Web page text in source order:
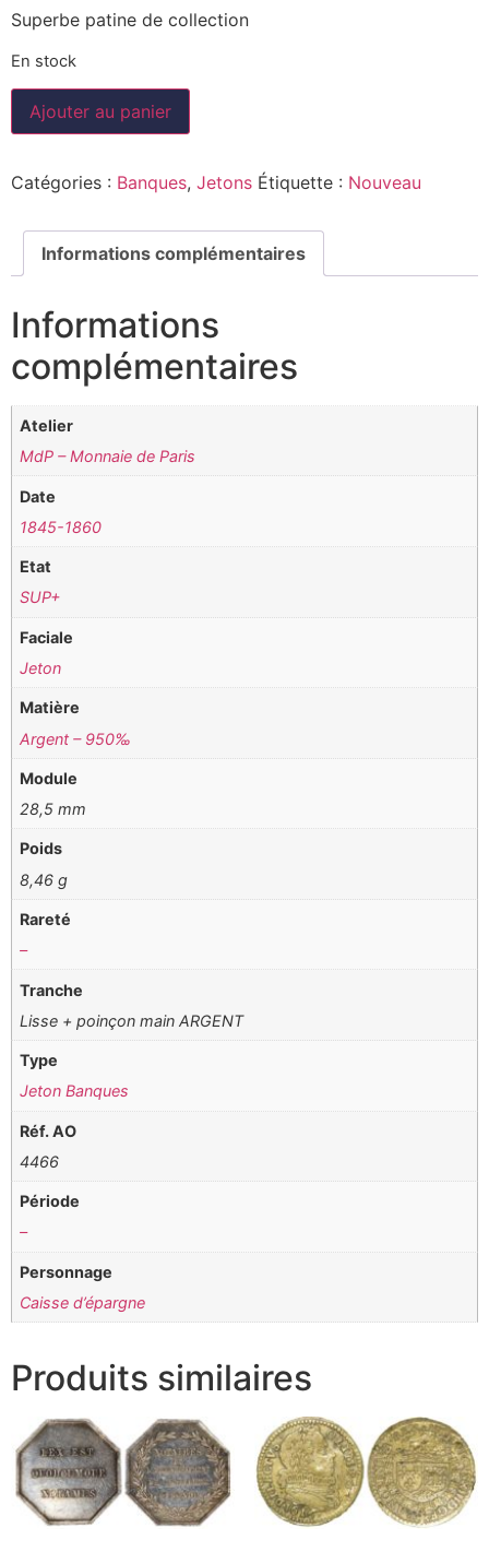
Superbe patine de collection
En stock
Ajouter au panier
Catégories : Banques, Jetons Étiquette : Nouveau
Informations complémentaires
Informations
complémentaires
Atelier
MdP – Monnaie de Paris
Date
1845-1860
Etat
SUP+
Faciale
Jeton
Matière
Argent – 950‰
Module
28,5 mm
Poids
8,46 g
Rareté
–
Tranche
Lisse + poinçon main ARGENT
Type
Jeton Banques
Réf. AO
4466
Période
–
Personnage
Caisse d’épargne
Produits similaires